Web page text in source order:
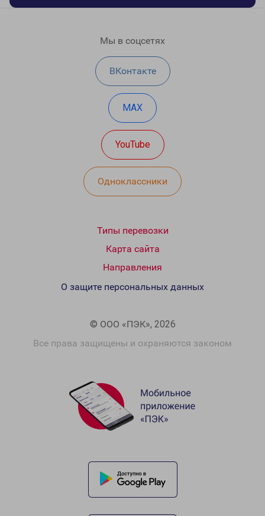
Мы в соцсетях
ВКонтакте
MAX
YouTube
Одноклассники
Типы перевозки
Карта сайта
Направления
© ООО «ПЭК», 2026
Все права защищены и охраняются законом
О защите персональных данных